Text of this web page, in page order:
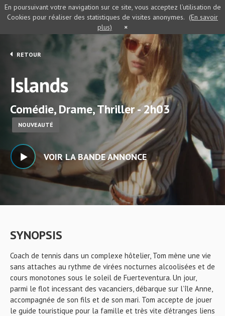
RETOUR
Islands
Comédie, Drame, Thriller - 2h03
NOUVEAUTÉ
VOIR LA BANDE ANNONCE
SYNOPSIS
Coach de tennis dans un complexe hôtelier, Tom mène une vie
sans attaches au rythme de virées nocturnes alcoolisées et de
cours monotones sous le soleil de Fuerteventura. Un jour,
parmi le flot incessant des vacanciers, débarque sur l’île Anne,
accompagnée de son fils et de son mari. Tom accepte de jouer
le guide touristique pour la famille et très vite d’étranges liens
En poursuivant votre navigation sur ce site, vous acceptez l’utilisation de
Cookies pour réaliser des statistiques de visites anonymes. (En savoir
plus)
×